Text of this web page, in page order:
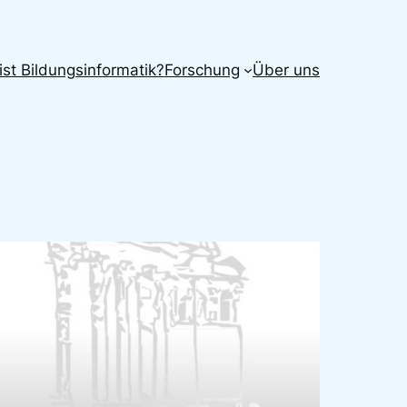
Bildungsinformatik?Forschung Über uns